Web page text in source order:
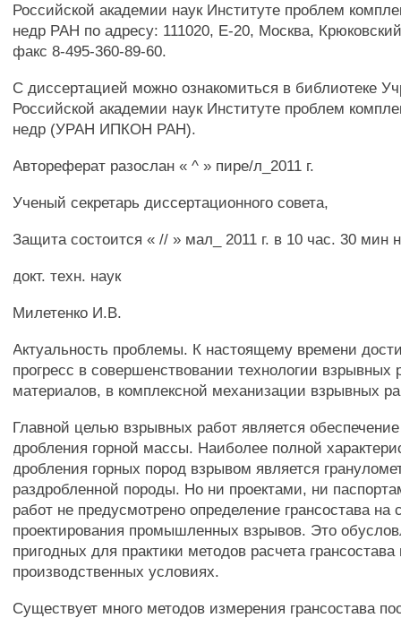
Российской академии наук Институте проблем
недр РАН по адресу: 111020, Е-20, Москва,
факс 8-495-360-89-60.
С диссертацией можно ознакомиться в библиотеке
Российской академии наук Институте проблем
недр (УРАН ИПКОН РАН).
Автореферат разослан « ^ » пире/л_2011 г.
Ученый секретарь диссертационного совета,
Защита состоится « // » мал_ 2011 г. в 10 час. 30 мин
докт. техн. наук
Милетенко И.В.
Актуальность проблемы. К настоящему времени
прогресс в совершенствовании технологии взрывных
материалов, в комплексной механизации взрывных
Главной целью взрывных работ является обеспечение
дробления горной массы. Наиболее полной
дробления горных пород взрывом является
раздробленной породы. Но ни проектами, ни
работ не предусмотрено определение грансостава на
проектирования промышленных взрывов. Это
пригодных для практики методов расчета грансостава
производственных условиях.
Существует много методов измерения грансостава